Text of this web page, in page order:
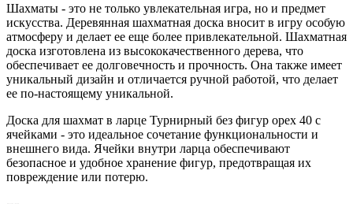
Шахматы - это не только увлекательная игра, но и предмет
искусства. Деревянная шахматная доска вносит в игру особую
атмосферу и делает ее еще более привлекательной. Шахматная
доска изготовлена из высококачественного дерева, что
обеспечивает ее долговечность и прочность. Она также имеет
уникальный дизайн и отличается ручной работой, что делает
ее по-настоящему уникальной.
Доска для шахмат в ларце Турнирный без фигур орех 40 с
ячейками - это идеальное сочетание функциональности и
внешнего вида. Ячейки внутри ларца обеспечивают
безопасное и удобное хранение фигур, предотвращая их
повреждение или потерю.